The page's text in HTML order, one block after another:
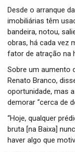
Desde o arranque
imobiliárias têm
bandeira, notou,
obras, há cada vez
fator de atração na
Sobre um aumento
Renato Branco,
oportunidade, mas
demorar “cerca de
“Hoje, qualquer
bruta [na Baixa]
haver algo que